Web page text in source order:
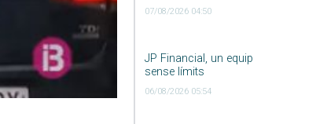
07/08/2026 04:50
JP Financial, un equip
sense límits
06/08/2026 05:54